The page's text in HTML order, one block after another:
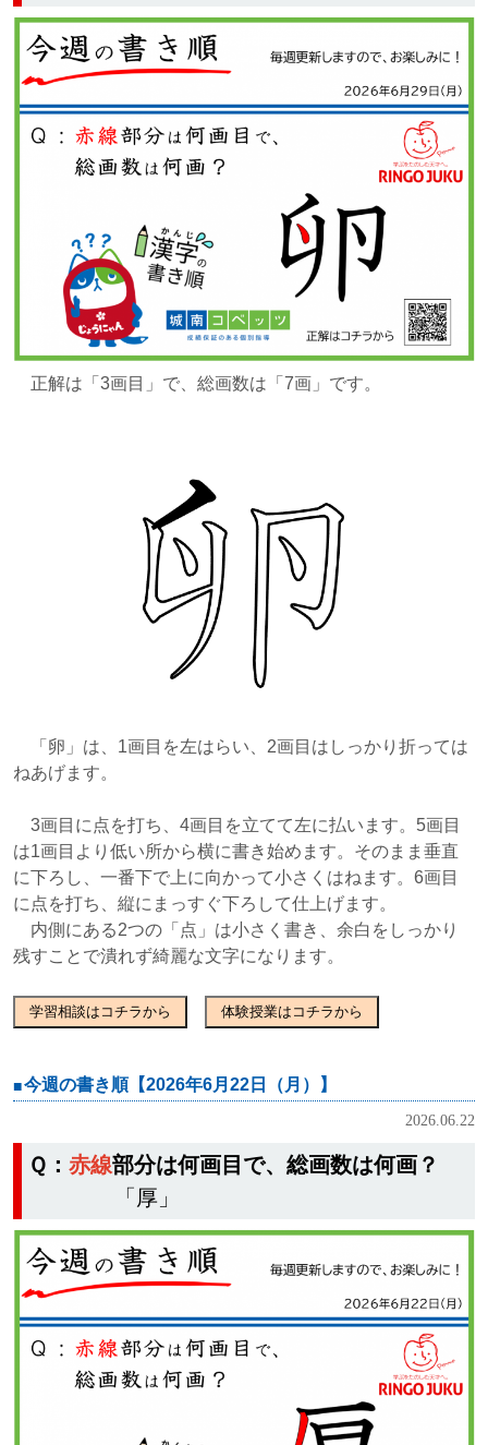
正解は 「3画目」で、総画数は「7画」です。
「卵」は、1画目を左はらい、2画目はしっかり折っては
ねあげます。
3画目に点を打ち、4画目を立てて左に払います。5画目
は1画目より低い所から横に書き始めます。そのまま 垂直
に下ろし、一番下で上に向かって小さくはねます。6画目
に点を打ち、縦にまっすぐ下ろして仕上げます。
内側にある2つの「点」は小さく書き、余白をしっかり
残すことで潰れず綺麗な文字になります。
学習相談はコチラから 体験授業はコチラから
今週の書き順【2026年6月22日（月）】
2026.06.22
Ｑ： 赤線部分は何画目で、総画数は何画？
「厚」